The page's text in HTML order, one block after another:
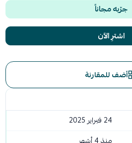
جرّبه مجاناً
اشترِ الآن
أضف للمقارنة
24 فبراير 2025